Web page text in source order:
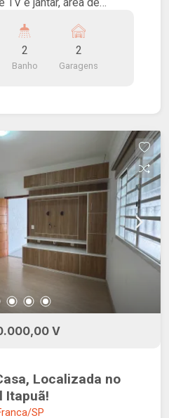
TV e jantar, área de
lavanderia, linda
equipada com
lavabo e cômodo de
2
Banho
2
Garagens
V
Localizada no
Itapuã!
SP